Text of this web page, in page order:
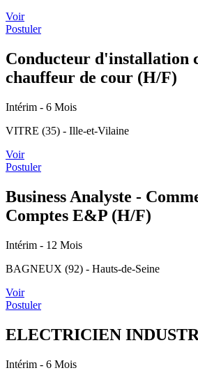
Voir
Postuler
Conducteur d'installation
chauffeur de cour (H/F)
Intérim - 6 Mois
VITRE (35) - Ille-et-Vilaine
Voir
Postuler
Business Analyste -
Comptes E&P (H/F)
Intérim - 12 Mois
BAGNEUX (92) - Hauts-de-Seine
Voir
Postuler
ELECTRICIEN
Intérim - 6 Mois